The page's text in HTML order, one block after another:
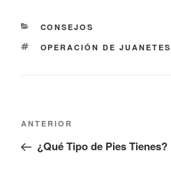
CATEGORÍAS
CONSEJOS
ETIQUETAS
OPERACIÓN DE JUANETES
Navegación
entradas
Entrada
anterior:
ANTERIOR
¿Qué Tipo de Pies Tienes?